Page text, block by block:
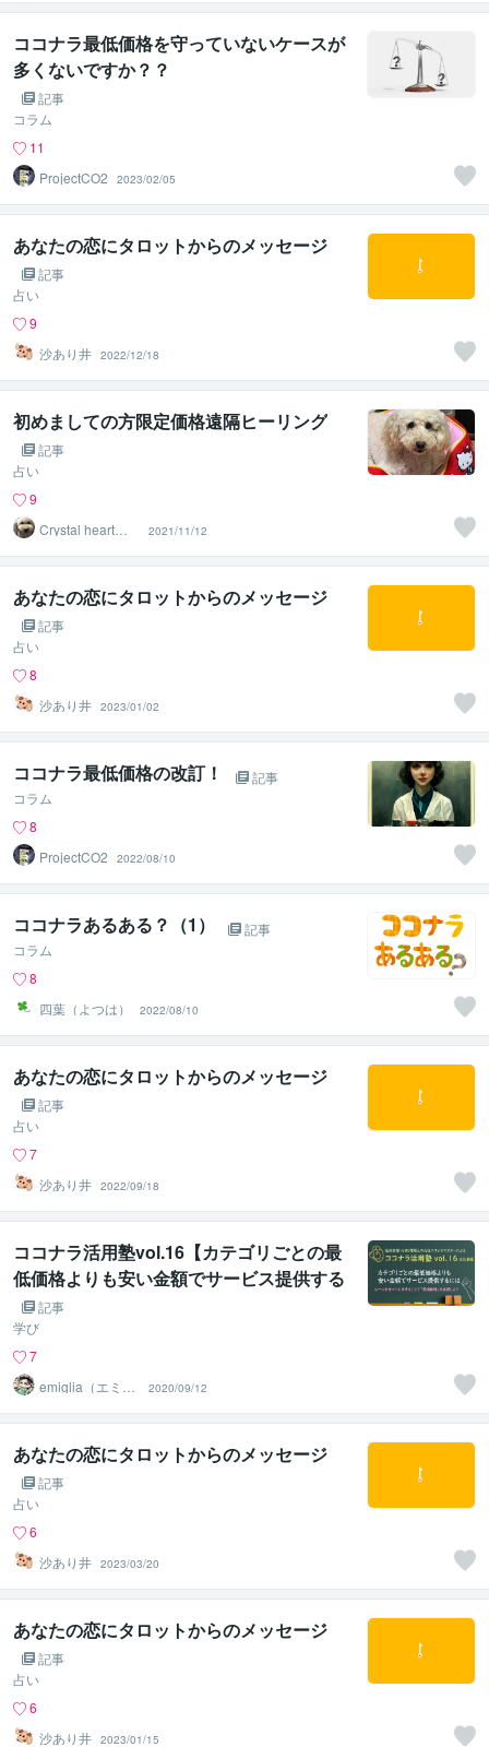
ココナラ最低価格を守っていないケースが
多くないですか？？
記事
コラム
11
ProjectCO2
2023/02/05
あなたの恋にタロットからのメッセージ
記事
占い
9
沙あり井 2022/12/18
初めましての方限定価格遠隔ヒーリング
記事
占い
9
Crystal heart
ヒフミ
2021/11/12
あなたの恋にタロットからのメッセージ
記事
占い
8
沙あり井 2023/01/02
ココナラ最低価格の改訂！
記事
コラム
8
ProjectCO2
2022/08/10
ココナラあるある？（1）
記事
コラム
8
四葉（よつは）
2022/08/10
あなたの恋にタロットからのメッセージ
記事
占い
7
沙あり井 2022/09/18
ココナラ活用塾vol.16【カテゴリごとの最
低価格よりも安い金額でサービス提供する
には】
記事
学び
7
emiglia（エミリ
ア）
2020/09/12
あなたの恋にタロットからのメッセージ
記事
占い
6
沙あり井 2023/03/20
あなたの恋にタロットからのメッセージ
記事
占い
6
沙あり井 2023/01/15